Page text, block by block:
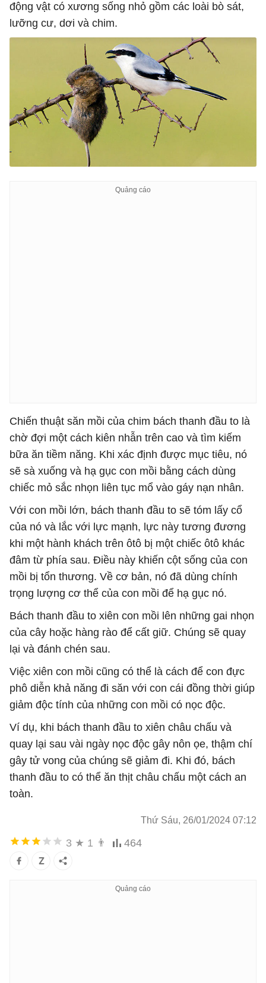
động vật có xương sống nhỏ gồm các loài bò sát,
lưỡng cư, dơi và chim.
Chiến thuật săn mồi của chim bách thanh đầu to là
chờ đợi một cách kiên nhẫn trên cao và tìm kiếm
bữa ăn tiềm năng. Khi xác định được mục tiêu, nó
sẽ sà xuống và hạ gục con mồi bằng cách dùng
chiếc mỏ sắc nhọn liên tục mổ vào gáy nạn nhân.
Với con mồi lớn, bách thanh đầu to sẽ tóm lấy cổ
của nó và lắc với lực mạnh, lực này tương đương
khi một hành khách trên ôtô bị một chiếc ôtô khác
đâm từ phía sau. Điều này khiến cột sống của con
mồi bị tổn thương. Về cơ bản, nó đã dùng chính
trọng lượng cơ thể của con mồi để hạ gục nó.
Bách thanh đầu to xiên con mồi lên những gai nhọn
của cây hoặc hàng rào để cất giữ. Chúng sẽ quay
lại và đánh chén sau.
Việc xiên con mồi cũng có thể là cách để con đực
phô diễn khả năng đi săn với con cái đồng thời giúp
giảm độc tính của những con mồi có nọc độc.
Ví dụ, khi bách thanh đầu to xiên châu chấu và
quay lại sau vài ngày nọc độc gây nôn ọe, thậm chí
gây tử vong của chúng sẽ giảm đi. Khi đó, bách
thanh đầu to có thể ăn thịt châu chấu một cách an
toàn.
Thứ Sáu, 26/01/2024 07:12
3 ★ 1 👨 464